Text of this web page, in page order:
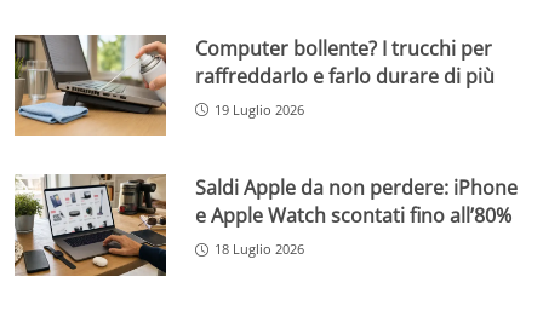
Computer bollente? I trucchi per
raffreddarlo e farlo durare di più
19 Luglio 2026
Saldi Apple da non perdere: iPhone
e Apple Watch scontati fino all’80%
18 Luglio 2026